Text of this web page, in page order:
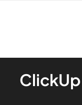
ابدأ باستخدام ClickUp